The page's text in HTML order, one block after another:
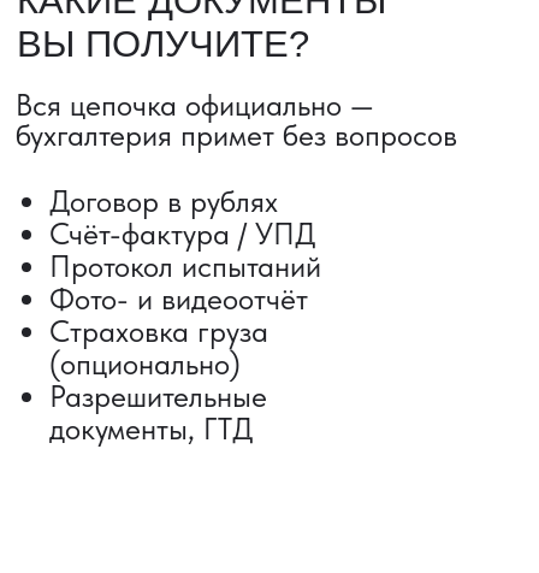
ВЫКУП ТОВАРОВ ИЗ КИТАЯ
Выкуп от 1 000 000 ₽
Сроки от 5 дней
Авиадоставка
Мультимодальные перевозки
Железнодорожные перевозки
Автогрузоперевозки
Негабаритные грузоперевозки
Доставка образцов
Получить консультацию